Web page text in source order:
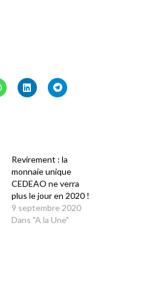
Cliquez
pour
Cliquez
pour
Cliquez
pour
Revirement : la
monnaie unique
CEDEAO ne verra
plus le jour en 2020 !
9 septembre 2020
Dans "A la Une"